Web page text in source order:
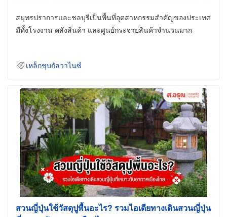
สมุทรปราการและชลบุรีเป็นพื้นที่อุตสาหกรรมสำคัญของประเทศ
มีทั้งโรงงาน คลังสินค้า และศูนย์กระจายสินค้าจำนวนมาก
เหล็กชุบกัลวาไนซ์
สวนญี่ปุ่นใช้วัสดุปูพื้นอะไร? รวมไอเดียทางเดินสวนญี่ปุ่น